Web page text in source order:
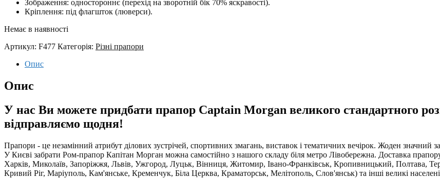
Зображення: одностороннє (перехід на зворотній бік 70% яскравості).
Кріплення: під флагшток (люверси).
Немає в наявності
Артикул: F477 Категорія: Різні прапори
Опис
Опис
У нас Ви можете придбати прапор Captain Morgan великого стандартного
відправляємо щодня!
Прапори - це незамінний атрибут ділових зустрічей, спортивних змагань, виставок і тематичних вечірок. Жоден значний
У Києві забрати Ром-прапор Капітан Морган можна самостійно з нашого складу біля метро Лівобережна. Доставка
Харків, Миколаїв, Запоріжжя, Львів, Ужгород, Луцьк, Вінниця, Житомир, Івано-Франківськ, Кропивницький, Полтава,
Кривий Ріг, Маріуполь, Кам'янське, Кременчук, Біла Церква, Краматорськ, Мелітополь, Слов'янськ) та інші великі